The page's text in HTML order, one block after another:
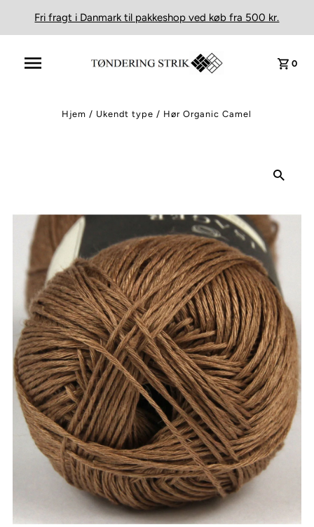
Fri fragt i Danmark til pakkeshop ved køb fra 500 kr.
0
Hjem / Ukendt type / Hør Organic Camel